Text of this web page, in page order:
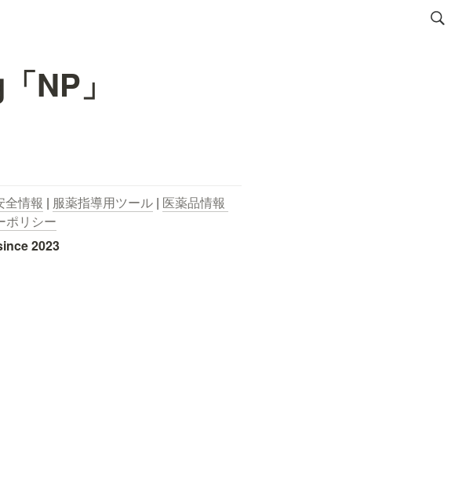
NP」
全情報 | 服薬指導用ツール | 医薬品情報
ポリシー
2023